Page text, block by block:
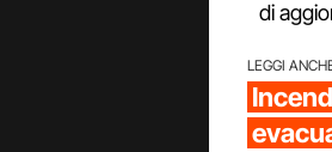
di
LEGGI